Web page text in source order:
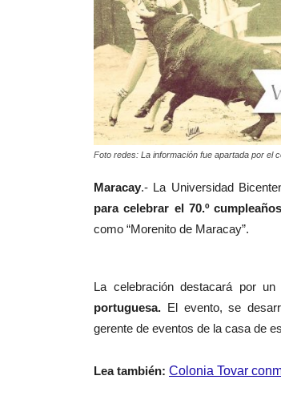
Foto redes: La información fue apartada por el
Maracay.- La Universidad
para celebrar el 70.º
como “Morenito de Maracay”.
La celebración destacará por
portuguesa. El evento, se
gerente de eventos de la casa de
Lea también: Colonia Tovar